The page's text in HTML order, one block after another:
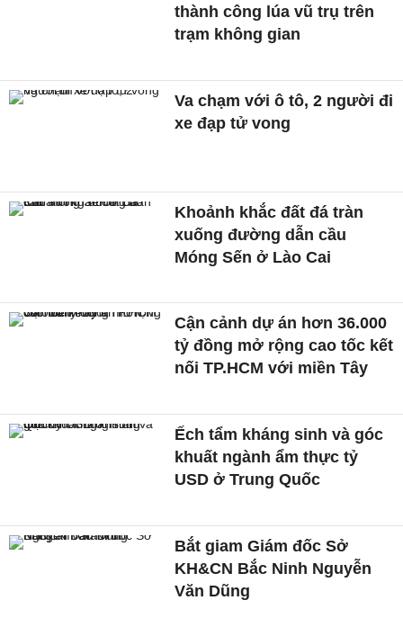
thành công lúa vũ trụ trên
trạm không gian
Va chạm với ô tô, 2 người đi
xe đạp tử vong
Khoảnh khắc đất đá tràn
xuống đường dẫn cầu
Móng Sến ở Lào Cai
Cận cảnh dự án hơn 36.000
tỷ đồng mở rộng cao tốc kết
nối TP.HCM với miền Tây
Ếch tẩm kháng sinh và góc
khuất ngành ẩm thực tỷ
USD ở Trung Quốc
Bắt giam Giám đốc Sở
KH&CN Bắc Ninh Nguyễn
Văn Dũng